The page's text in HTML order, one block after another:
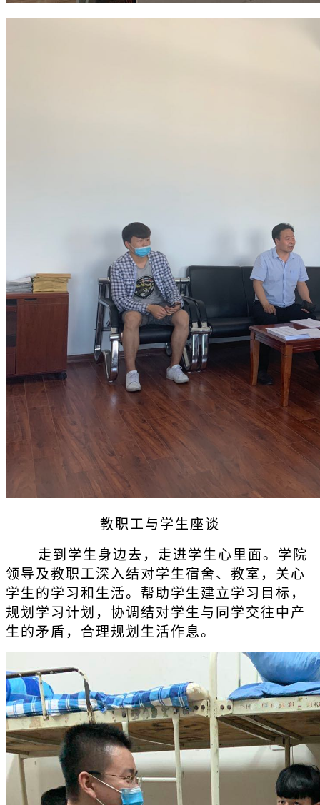
教职工与学生座谈
走到学生身边去，走进学生心里面。学院
领导及教职工深入结对学生宿舍、教室，关心
学生的学习和生活。帮助学生建立学习目标，
规划学习计划，协调结对学生与同学交往中产
生的矛盾，合理规划生活作息。